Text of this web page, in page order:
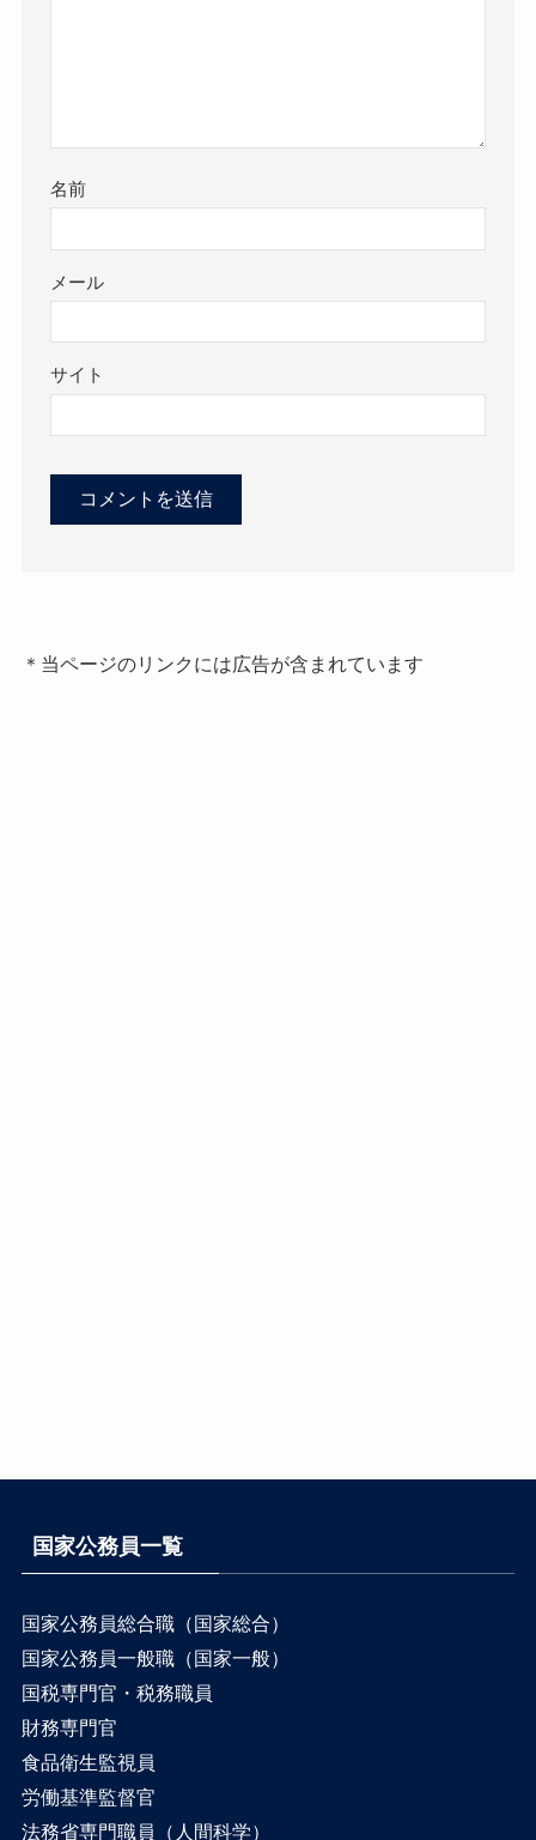
名前
メール
サイト
＊当ページのリンクには広告が含まれています
国家公務員一覧
国家公務員総合職（国家総合）
国家公務員一般職（国家一般）
国税専門官・税務職員
財務専門官
食品衛生監視員
労働基準監督官
法務省専門職員（人間科学）